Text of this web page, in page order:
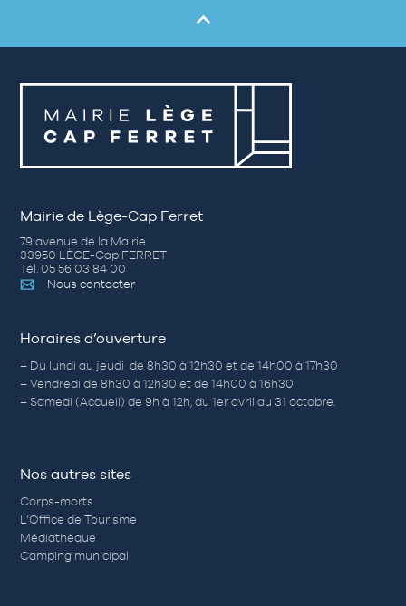
Mairie de Lège-Cap Ferret
79 avenue de la Mairie
33950 LÈGE-Cap FERRET
Tél. 05 56 03 84 00
Nous contacter
Horaires d’ouverture
– Du lundi au jeudi de 8h30 à 12h30 et de 14h00 à 17h30
– Vendredi de 8h30 à 12h30 et de 14h00 à 16h30
– Samedi (Accueil) de 9h à 12h, du 1er avril au 31 octobre.
Nos autres sites
Corps-morts
L’Office de Tourisme
Médiathèque
Camping municipal